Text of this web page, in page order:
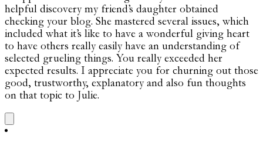
helpful discovery my friend’s daughter obtained
checking your blog. She mastered several issues, which
included what it’s like to have a wonderful giving heart
to have others really easily have an understanding of
selected grueling things. You really exceeded her
expected results. I appreciate you for churning out those
good, trustworthy, explanatory and also fun thoughts
on that topic to Julie.